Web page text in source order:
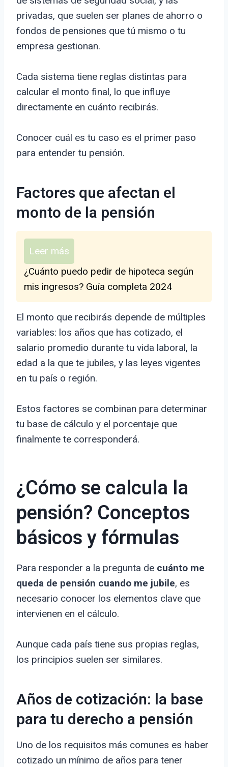
privadas, que suelen ser planes de ahorro o
fondos de pensiones que tú mismo o tu
empresa gestionan.
Cada sistema tiene reglas distintas para
calcular el monto final, lo que influye
directamente en cuánto recibirás.
Conocer cuál es tu caso es el primer paso
para entender tu pensión.
Factores que afectan el
monto de la pensión
Leer más
¿Cuánto puedo pedir de hipoteca según
mis ingresos? Guía completa 2024
El monto que recibirás depende de múltiples
variables: los años que has cotizado, el
salario promedio durante tu vida laboral, la
edad a la que te jubiles, y las leyes vigentes
en tu país o región.
Estos factores se combinan para determinar
tu base de cálculo y el porcentaje que
finalmente te corresponderá.
¿Cómo se calcula la
pensión? Conceptos
básicos y fórmulas
Para responder a la pregunta de cuánto me
queda de pensión cuando me jubile, es
necesario conocer los elementos clave que
intervienen en el cálculo.
Aunque cada país tiene sus propias reglas,
los principios suelen ser similares.
Años de cotización: la base
para tu derecho a pensión
Uno de los requisitos más comunes es haber
cotizado un mínimo de años para tener